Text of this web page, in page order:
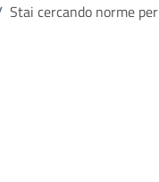
Stai cercando norme per